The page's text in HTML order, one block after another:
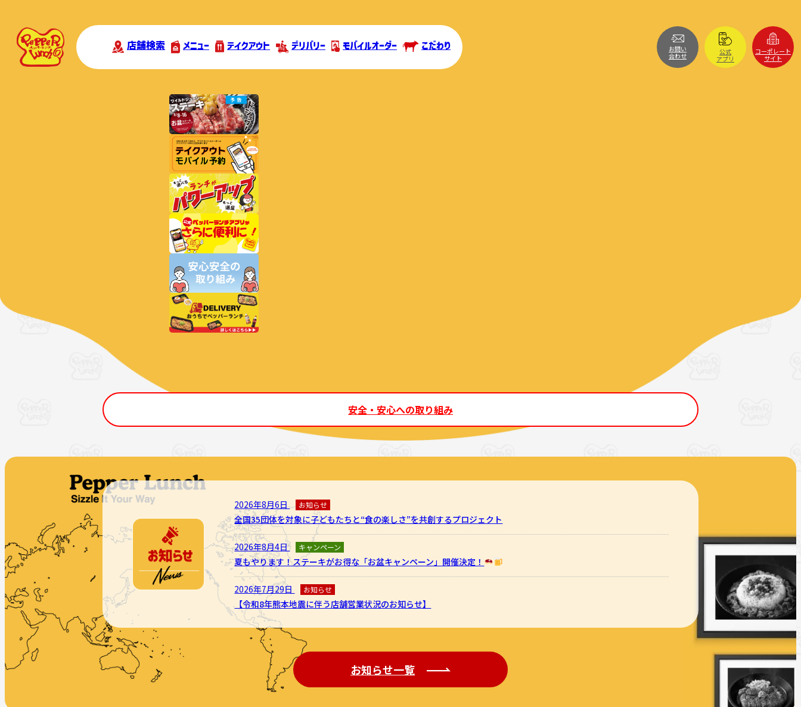
店舗検索 メニュー テイクアウト デリバリー モバイルオーダー こだわり
お問い
合わせ
公式
アプリ
コーポレート
サイト
安全・安心への取り組み
2026年8月6日 お知らせ
全国35団体を対象に子どもたちと“食の楽しさ”を共創するプロジェクト
2026年8月4日 キャンペーン
夏もやります！ステーキがお得な「お盆キャンペーン」開催決定！
2026年7月29日 お知らせ
【令和8年熊本地震に伴う店舗営業状況のお知らせ】
お知らせ一覧